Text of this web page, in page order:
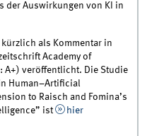
der Auswirkungen von KI in
als Kommentar in
Academy of
A+) veröffentlicht. Die Studie
Human–Artificial
to Raisch and Fomina’s
ist
hier